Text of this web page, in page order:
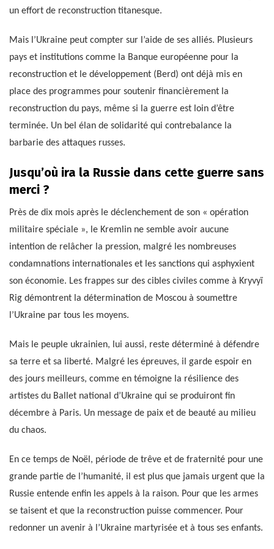
un effort de reconstruction titanesque.
Mais l’Ukraine peut compter sur l’aide de ses alliés. Plusieurs
pays et institutions comme la Banque européenne pour la
reconstruction et le développement (Berd) ont déjà mis en
place des programmes pour soutenir financièrement la
reconstruction du pays, même si la guerre est loin d’être
terminée. Un bel élan de solidarité qui contrebalance la
barbarie des attaques russes.
Jusqu’où ira la Russie dans cette guerre sans
merci ?
Près de dix mois après le déclenchement de son « opération
militaire spéciale », le Kremlin ne semble avoir aucune
intention de relâcher la pression, malgré les nombreuses
condamnations internationales et les sanctions qui asphyxient
son économie. Les frappes sur des cibles civiles comme à Kryvyï
Rig démontrent la détermination de Moscou à soumettre
l’Ukraine par tous les moyens.
Mais le peuple ukrainien, lui aussi, reste déterminé à défendre
sa terre et sa liberté. Malgré les épreuves, il garde espoir en
des jours meilleurs, comme en témoigne la résilience des
artistes du Ballet national d’Ukraine qui se produiront fin
décembre à Paris. Un message de paix et de beauté au milieu
du chaos.
En ce temps de Noël, période de trêve et de fraternité pour une
grande partie de l’humanité, il est plus que jamais urgent que la
Russie entende enfin les appels à la raison. Pour que les armes
se taisent et que la reconstruction puisse commencer. Pour
redonner un avenir à l’Ukraine martyrisée et à tous ses enfants.